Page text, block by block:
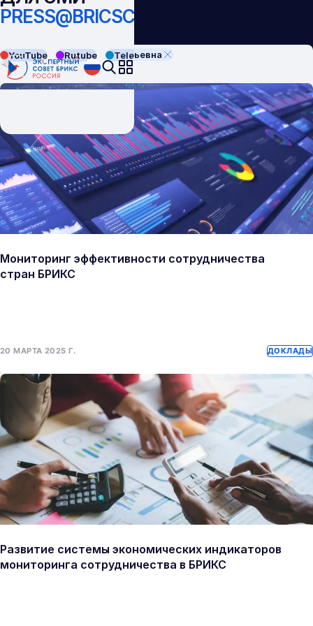
PRESS@BRICSCOUNCIL.RU
YouTube Rutube Telegram
Скрябина Валентина Юрьевна
Мониторинг эффективности сотрудничества
стран БРИКС
20 МАРТА 2025 Г. ДОКЛАДЫ
Развитие системы экономических индикаторов
мониторинга сотрудничества в БРИКС